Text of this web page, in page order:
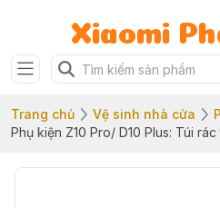
Xiaomi
Trang chủ Vệ sinh nhà cửa
Phụ kiện Z10 Pro/ D10 Plus: Túi